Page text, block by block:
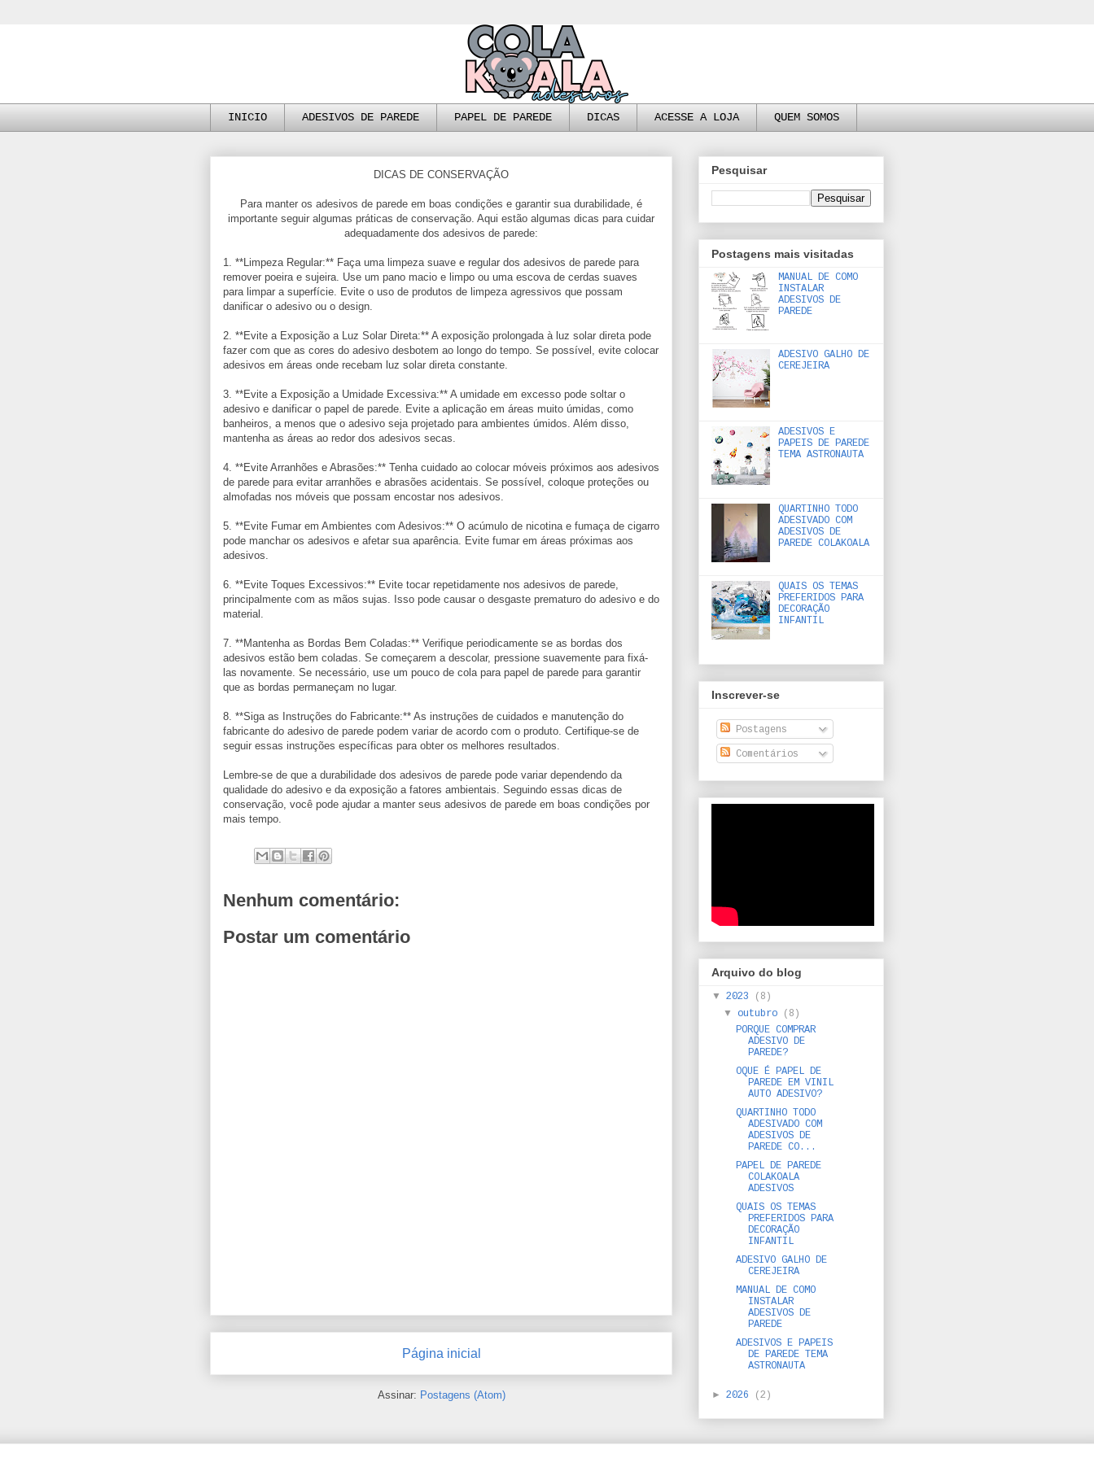
INICIO ADESIVOS DE PAREDE PAPEL DE PAREDE DICAS ACESSE A LOJA QUEM SOMOS
DICAS DE CONSERVAÇÃO
Para manter os adesivos de parede em boas condições e garantir sua durabilidade, é
importante seguir algumas práticas de conservação. Aqui estão algumas dicas para cuidar
adequadamente dos adesivos de parede:
1. **Limpeza Regular:** Faça uma limpeza suave e regular dos adesivos de parede para
remover poeira e sujeira. Use um pano macio e limpo ou uma escova de cerdas suaves
para limpar a superfície. Evite o uso de produtos de limpeza agressivos que possam
danificar o adesivo ou o design.
2. **Evite a Exposição a Luz Solar Direta:** A exposição prolongada à luz solar direta pode
fazer com que as cores do adesivo desbotem ao longo do tempo. Se possível, evite colocar
adesivos em áreas onde recebam luz solar direta constante.
3. **Evite a Exposição a Umidade Excessiva:** A umidade em excesso pode soltar o
adesivo e danificar o papel de parede. Evite a aplicação em áreas muito úmidas, como
banheiros, a menos que o adesivo seja projetado para ambientes úmidos. Além disso,
mantenha as áreas ao redor dos adesivos secas.
4. **Evite Arranhões e Abrasões:** Tenha cuidado ao colocar móveis próximos aos adesivos
de parede para evitar arranhões e abrasões acidentais. Se possível, coloque proteções ou
almofadas nos móveis que possam encostar nos adesivos.
5. **Evite Fumar em Ambientes com Adesivos:** O acúmulo de nicotina e fumaça de cigarro
pode manchar os adesivos e afetar sua aparência. Evite fumar em áreas próximas aos
adesivos.
6. **Evite Toques Excessivos:** Evite tocar repetidamente nos adesivos de parede,
principalmente com as mãos sujas. Isso pode causar o desgaste prematuro do adesivo e do
material.
7. **Mantenha as Bordas Bem Coladas:** Verifique periodicamente se as bordas dos
adesivos estão bem coladas. Se começarem a descolar, pressione suavemente para fixá-
las novamente. Se necessário, use um pouco de cola para papel de parede para garantir
que as bordas permaneçam no lugar.
8. **Siga as Instruções do Fabricante:** As instruções de cuidados e manutenção do
fabricante do adesivo de parede podem variar de acordo com o produto. Certifique-se de
seguir essas instruções específicas para obter os melhores resultados.
Lembre-se de que a durabilidade dos adesivos de parede pode variar dependendo da
qualidade do adesivo e da exposição a fatores ambientais. Seguindo essas dicas de
conservação, você pode ajudar a manter seus adesivos de parede em boas condições por
mais tempo.
Nenhum comentário:
Postar um comentário
Página inicial
Assinar: Postagens (Atom)
Pesquisar
Postagens mais visitadas
MANUAL DE COMO
INSTALAR
ADESIVOS DE
PAREDE
ADESIVO GALHO DE
CEREJEIRA
ADESIVOS E
PAPEIS DE PAREDE
TEMA ASTRONAUTA
QUARTINHO TODO
ADESIVADO COM
ADESIVOS DE
PAREDE COLAKOALA
QUAIS OS TEMAS
PREFERIDOS PARA
DECORAÇÃO
INFANTIL
Inscrever-se
Postagens
Comentários
Arquivo do blog
▼ 2023
(8)
▼ outubro
(8)
PORQUE COMPRAR
ADESIVO DE
PAREDE?
OQUE É PAPEL DE
PAREDE EM VINIL
AUTO ADESIVO?
QUARTINHO TODO
ADESIVADO COM
ADESIVOS DE
PAREDE CO...
PAPEL DE PAREDE
COLAKOALA
ADESIVOS
QUAIS OS TEMAS
PREFERIDOS PARA
DECORAÇÃO
INFANTIL
ADESIVO GALHO DE
CEREJEIRA
MANUAL DE COMO
INSTALAR
ADESIVOS DE
PAREDE
ADESIVOS E PAPEIS
DE PAREDE TEMA
ASTRONAUTA
► 2026 (2)